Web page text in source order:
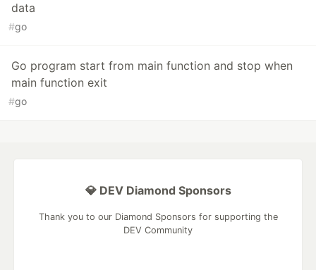
data
#go
Go program start from main function and stop when
main function exit
#go
💎 DEV Diamond Sponsors
Thank you to our Diamond Sponsors for supporting the
DEV Community